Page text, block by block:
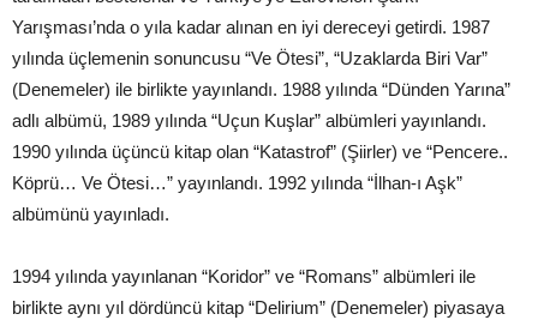
Yarışması’nda o yıla kadar alınan en iyi dereceyi getirdi. 1987
yılında üçlemenin sonuncusu “Ve Ötesi”, “Uzaklarda Biri Var”
(Denemeler) ile birlikte yayınlandı. 1988 yılında “Dünden Yarına”
adlı albümü, 1989 yılında “Uçun Kuşlar” albümleri yayınlandı.
1990 yılında üçüncü kitap olan “Katastrof” (Şiirler) ve “Pencere..
Köprü… Ve Ötesi…” yayınlandı. 1992 yılında “İlhan-ı Aşk”
albümünü yayınladı.
1994 yılında yayınlanan “Koridor” ve “Romans” albümleri ile
birlikte aynı yıl dördüncü kitap “Delirium” (Denemeler) piyasaya